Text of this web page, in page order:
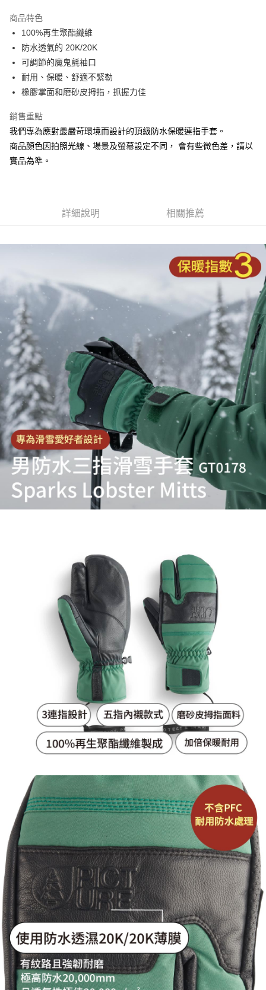
悠遊付
Google Pay
全盈+PAY
AFTEE先享後付
【關於「AFTEE先享後付」】
AFTEE先享後付是「在收到商品之後才付款」的支付方式。 讓您購物簡單
１．簡單：不需註冊會員、不需綁卡、不需儲值。
２．便利：只要手機號碼，簡訊認證，即可結帳。
結帳頁面，進行簡訊認證並確認金額後，即可完成結帳。
ATM／網路銀行／等多元方式進行付款，方視為交易完成。
※ 請注意：結帳手續完成當下不需立刻繳費，但若您需要取消訂單，請聯絡
購買商品的店家。未經商家同意取消之訂單仍視為有效，需透過AFTEE先享
※ 交易是否成功請以「AFTEE先享後付 」之結帳頁面顯示為準，若有關於
是否繳費成功／繳費後需取消欲退款等相關疑問，請聯繫「AFTEE先享後付
客戶支援中心」https://netprotections.freshdesk.com/support/home
【注意事項】
１．透過由恩沛科技股份有限公司提供之「AFTEE先享後付」服務完成之交
易，需依本服務之必要範圍內提供個人資料，並將交易相關給付款項請求債
權轉讓予恩沛科技股份有限公司。
２．關於個人資料處理事宜，請瀏覽以下網址：
https://aftee.tw/terms/#terms3
３．未成年的使用者請事先徵得法定代理人或監護人之同意方可使用
「AFTEE先享後付」，若未經同意申辦者引起之損失，本公司不負相關責
任。
４．使用「AFTEE先享後付」時，將依據個別帳號之用戶狀況，依本公司即
時審查核予不同之上限額度；若仍有額度不足之情形，本公司將視審查結果
請求用戶進行身份認證。
５．嚴禁一人註冊多個帳號或使用他人資訊註冊。若發現惡意使用之情形，
恩沛科技股份有限公司將有權停止該用戶之使用額度並採取法律行動。
ATM付款
貨到付款
每筆NT$60，滿NT$499(含以上)免運費
每筆NT$100，滿NT$799(含以上)免運費
付款後門市自取
免運費
貨到付款
每筆NT$130，滿NT$3,000(含以上)免運費
商品特色
100%再生聚酯纖維
防水透氣的 20K/20K
可調節的魔鬼氈袖口
耐用、保暖、舒適不緊勒
橡膠掌面和磨砂皮拇指，抓握力佳
銷售重點
我們專為應對最嚴苛環境而設計的頂級防水保暖連指手套。
商品顏色因拍照光線、場景及螢幕設定不同， 會有些微色差，請以
實品為準。
詳細說明 相關推薦